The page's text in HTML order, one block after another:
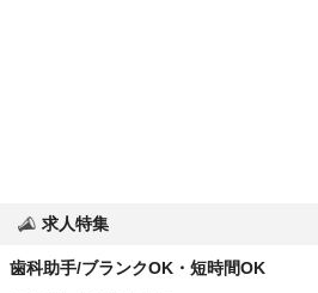
求人特集
歯科助手/ブランクOK・短時間OK